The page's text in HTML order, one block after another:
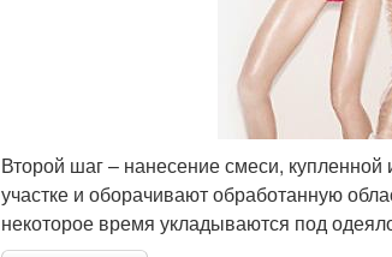
Второй шаг – нанесение смеси,
участке и оборачивают обработанную
некоторое время укладываются под